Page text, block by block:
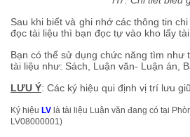
Sau khi biết và ghi nhớ các thông tin
đọc tài liệu thì bạn đọc tự vào kho lấy tài
Bạn có thể sử dụng chức năng tìm như
tài liệu như: Sách, Luận văn- Luận án,
LƯU Ý: Các ký hiệu qui định vị trí lưu
Ký hiệu LV là tài liệu Luận văn đang có tại
LV08000001)